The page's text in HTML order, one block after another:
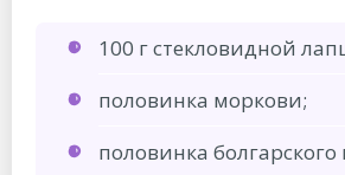
100 г стекловидной
половинка моркови;
половинка болгарского